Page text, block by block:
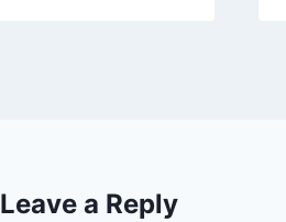
Leave a Reply